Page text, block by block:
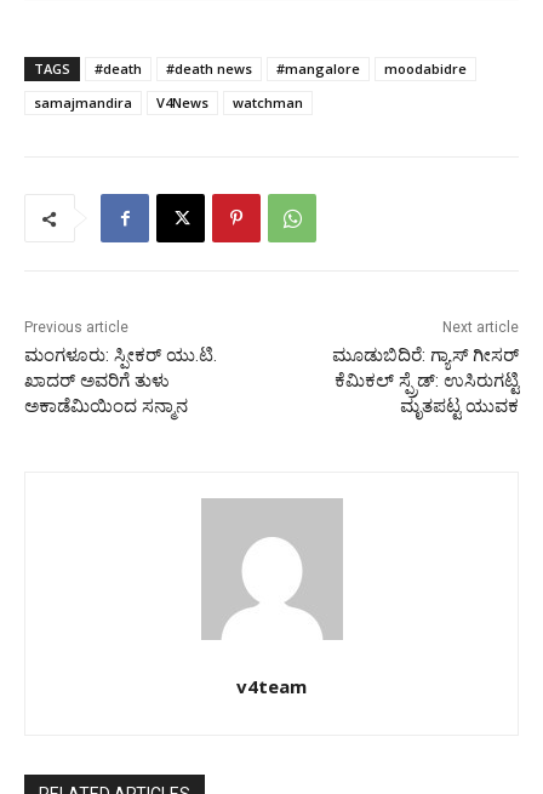
TAGS #death #death news #mangalore
moodabidre
samajmandira
V4News watchman
Previous article
ಮಂಗಳೂರು: ಸ್ಪೀಕರ್ ಯು.ಟಿ.
ಖಾದರ್ ಅವರಿಗೆ ತುಳು
ಅಕಾಡೆಮಿಯಿಂದ ಸನ್ಮಾನ
Next article
ಮೂಡುಬಿದಿರೆ: ಗ್ಯಾಸ್ ಗೀಸರ್
ಕೆಮಿಕಲ್ ಸ್ಪ್ರೆಡ್: ಉಸಿರುಗಟ್ಟಿ
ಮೃತಪಟ್ಟ ಯುವಕ
v4team